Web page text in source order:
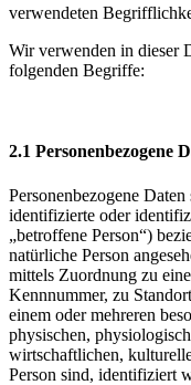
verwendeten
Wir verwenden in dieser
folgenden Begriffe:
2.1 Personenbezogene
Personenbezogene
identifizierte oder
„betroffene Person“)
natürliche Person
mittels Zuordnung zu
Kennnummer, zu
einem oder mehreren
physischen,
wirtschaftlichen,
Person sind, identifiziert